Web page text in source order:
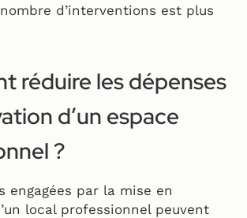
d’interventions est plus
réduire les dépenses
d’un espace
?
engagées par la mise en
local professionnel peuvent